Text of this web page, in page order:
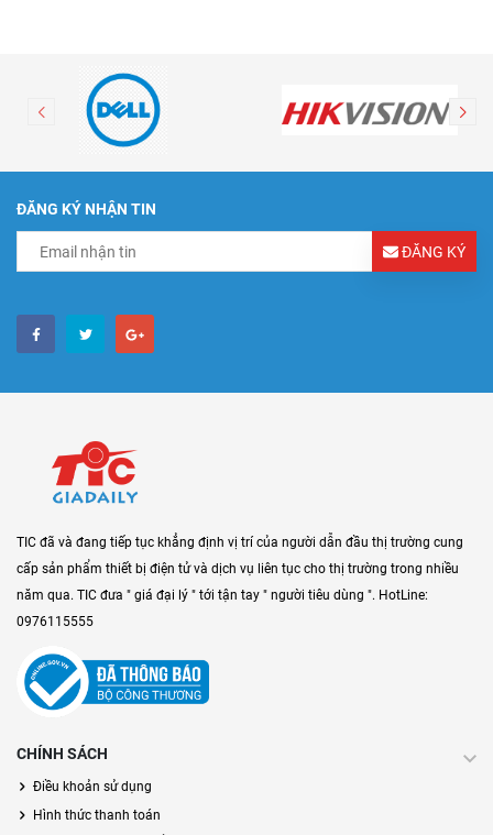
ĐĂNG KÝ NHẬN TIN
ĐĂNG KÝ
TIC đã và đang tiếp tục khẳng định vị trí của người dẫn đầu thị trường cung
cấp sản phẩm thiết bị điện tử và dịch vụ liên tục cho thị trường trong nhiều
năm qua. TIC đưa " giá đại lý " tới tận tay " người tiêu dùng ". HotLine:
0976115555
CHÍNH SÁCH
Điều khoản sử dụng
Hình thức thanh toán